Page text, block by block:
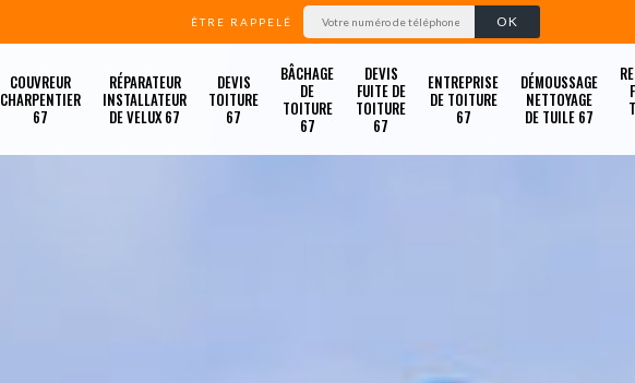
ÊTRE RAPPELÉ
COUVREUR
CHARPENTIER
67
RÉPARATEUR
INSTALLATEUR
DE VELUX 67
DEVIS
TOITURE
67
BÂCHAGE
DE
TOITURE
67
DEVIS
FUITE DE
TOITURE
67
ENTREPRISE
DE TOITURE
67
DÉMOUSSAGE
NETTOYAGE
DE TUILE 67